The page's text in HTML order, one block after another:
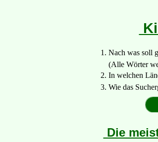
1. Nach was soll
(Alle Wörter
2. In welchen
3. Wie das
Die